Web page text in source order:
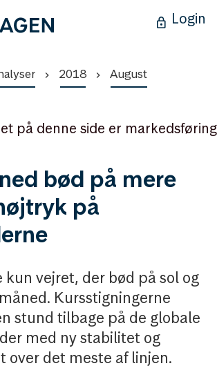
Login
2018 August
på denne side er markedsføring
bød på mere
på
kun vejret, der bød på sol og
Kursstigningerne
stund tilbage på de globale
med ny stabilitet og
over det meste af linjen.